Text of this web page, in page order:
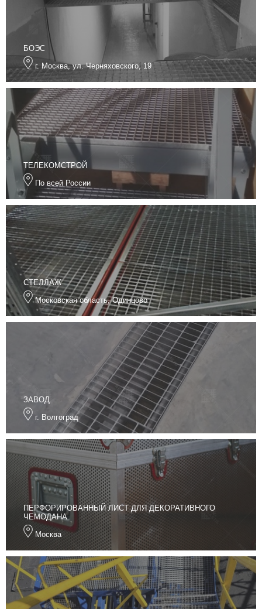
БОЭС
г. Москва, ул. Черняховского, 19
ТЕЛЕКОМСТРОЙ
По всей России
СТЕЛЛАЖ
Московская область, Одинцово
ЗАВОД
г. Волгоград
ПЕРФОРИРОВАННЫЙ ЛИСТ ДЛЯ ДЕКОРАТИВНОГО
ЧЕМОДАНА
Москва